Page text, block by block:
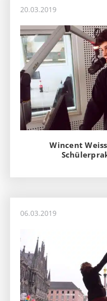
20.03.2019
Wincent
06.03.2019